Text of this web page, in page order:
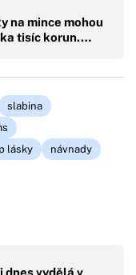
na mince mohou
tisíc korun.…
slabina
lásky
návnady
dnes vydělá v